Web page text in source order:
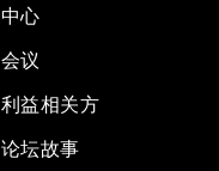
中心
会议
利益相关方
论坛故事